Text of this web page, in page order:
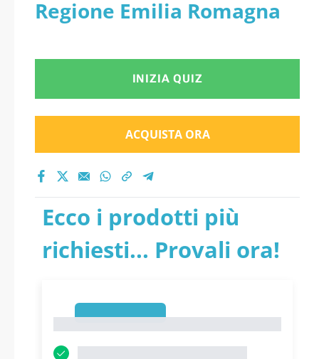
Regione Emilia Romagna
INIZIA QUIZ
ACQUISTA ORA
Ecco i prodotti più
richiesti... Provali ora!